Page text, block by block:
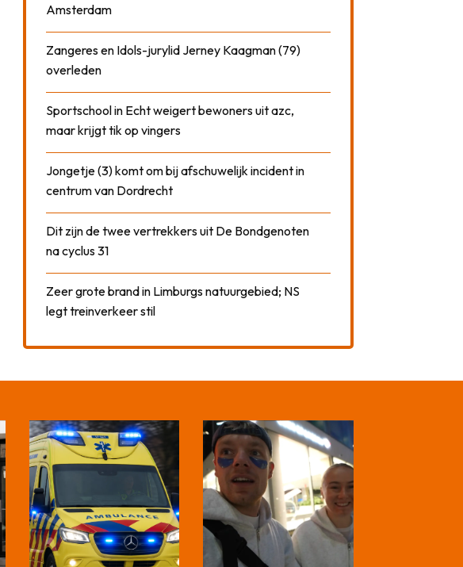
Amsterdam
Zangeres en Idols-jurylid Jerney Kaagman (79)
overleden
Sportschool in Echt weigert bewoners uit azc,
maar krijgt tik op vingers
Jongetje (3) komt om bij afschuwelijk incident in
centrum van Dordrecht
Dit zijn de twee vertrekkers uit De Bondgenoten
na cyclus 31
Zeer grote brand in Limburgs natuurgebied; NS
legt treinverkeer stil